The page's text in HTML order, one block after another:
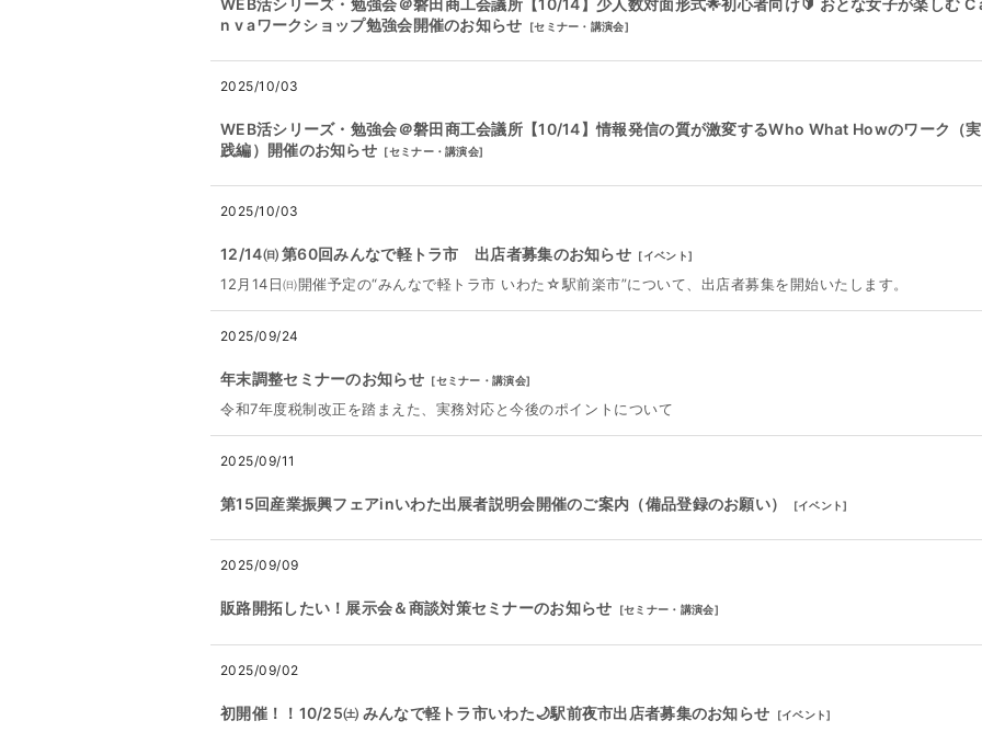
WEB活シリーズ・勉強会＠磐田商工会議所【10/14】少人数対面形式🌟初心者向け🔰 おとな女子が楽しむ C
n v aワークショップ勉強会開催のお知らせ
[セミナー・講演会]
2025/10/03
WEB活シリーズ・勉強会＠磐田商工会議所【10/14】情報発信の質が激変するWho What Howのワーク（実
践編）開催のお知らせ [セミナー・講演会]
2025/10/03
12/14㈰ 第60回みんなで軽トラ市 出店者募集のお知らせ [イベント]
12月14日㈰開催予定の“みんなで軽トラ市 いわた☆駅前楽市”について、出店者募集を開始いたします。
2025/09/24
年末調整セミナーのお知らせ [セミナー・講演会]
令和7年度税制改正を踏まえた、実務対応と今後のポイントについて
2025/09/11
第15回産業振興フェアinいわた出展者説明会開催のご案内（備品登録のお願い） [イベント]
2025/09/09
販路開拓したい！展示会＆商談対策セミナーのお知らせ [セミナー・講演会]
2025/09/02
初開催！！10/25㈯ みんなで軽トラ市いわた🌙駅前夜市出店者募集のお知らせ [イベント]